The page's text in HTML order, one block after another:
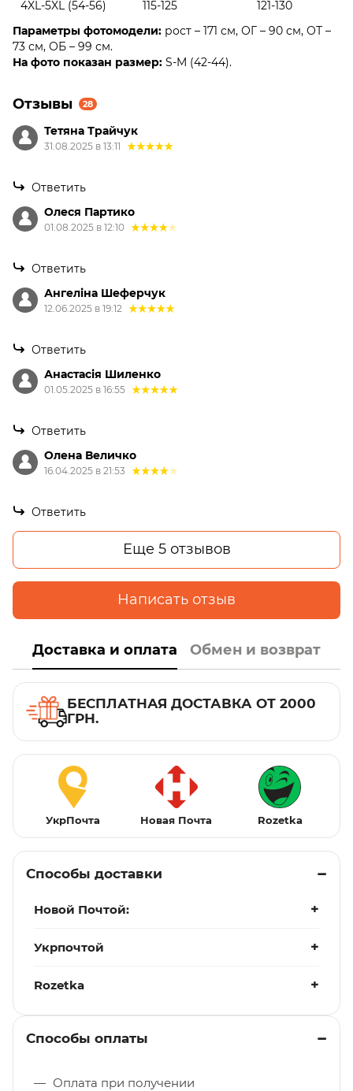
4XL-5XL (54-56) 115-125
121-130
Параметры фотомодели: рост – 171 см, ОГ – 90 см, ОТ –
73 см, ОБ – 99 см.
На фото показан размер: S-M (42-44).
Отзывы 28
Тетяна Трайчук
31.08.2025 в 13:11
Ответить
Олеся Партико
01.08.2025 в 12:10
Ответить
Ангеліна Шеферчук
12.06.2025 в 19:12
Ответить
Анастасія Шиленко
01.05.2025 в 16:55
Ответить
Олена Величко
16.04.2025 в 21:53
Ответить
Еще 5 отзывов
Написать отзыв
Доставка и оплата Обмен и возврат
БЕСПЛАТНАЯ ДОСТАВКА ОТ 2000
ГРН.
УкрПочта Новая Почта Rozetka
Способы доставки
Новой Почтой:
Укрпочтой
Rozetka
Способы оплаты
Оплата при получении